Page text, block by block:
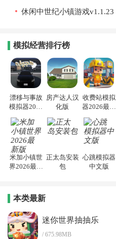
休闲中世纪小镇游戏v1.1.23
模拟经营排行榜
漂移与事故
模拟器2026
手机版
房产达人汉
化版
收费站模拟
器2026最新
米加小镇世
界2026最新
正太岛安装
包
心跳模拟器
中文版
本类最新
迷你世界抽抽乐
/ 675.98MB